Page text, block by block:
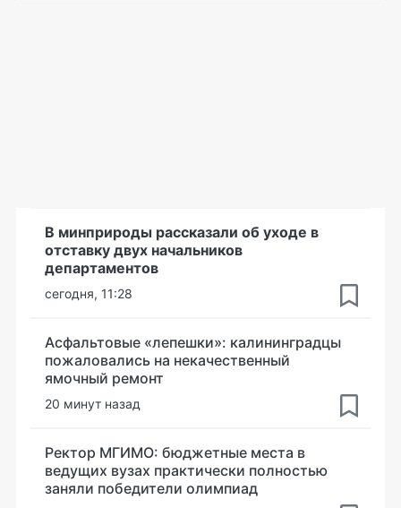
В минприроды рассказали об уходе в
отставку двух начальников
департаментов
сегодня, 11:28
Асфальтовые «лепешки»: калининградцы
пожаловались на некачественный
ямочный ремонт
20 минут назад
Ректор МГИМО: бюджетные места в
ведущих вузах практически полностью
заняли победители олимпиад